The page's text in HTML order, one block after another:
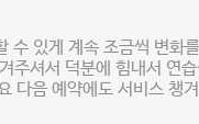
수 있게 계속 조금씩 변화
주셔서 덕분에 힘내서 연
다음 예약에도 서비스 챙